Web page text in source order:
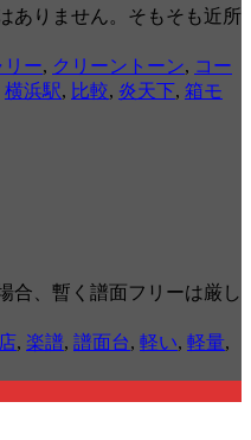
ありません。そもそも近所
リー, クリーントーン, コー
横浜駅, 比較, 炎天下, 箱モ
合、暫く譜面フリーは厳し
, 楽譜, 譜面台, 軽い, 軽量,